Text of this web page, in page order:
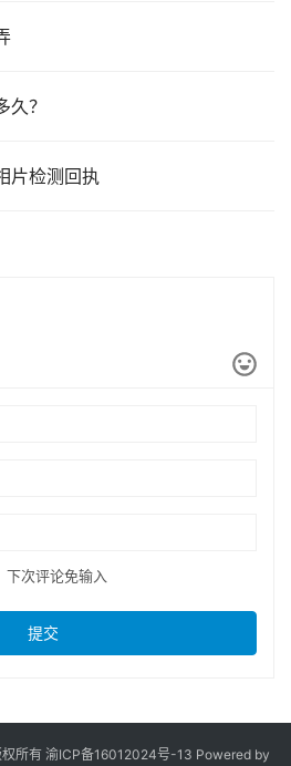
？
片检测回执
下次评论免输入
提交
所有 渝ICP备16012024号-13 Powered by